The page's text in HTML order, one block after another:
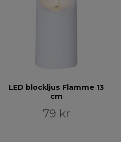
LED blockljus Flamme 13
cm
79 kr